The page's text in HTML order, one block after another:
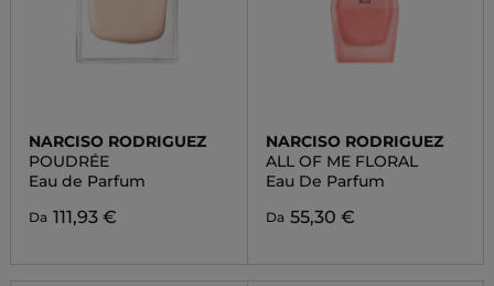
NARCISO RODRIGUEZ
POUDRÉE
Eau de Parfum
Da 111,93 €
NARCISO RODRIGUEZ
ALL OF ME FLORAL
Eau De Parfum
Da 55,30 €